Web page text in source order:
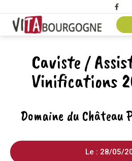
Caviste /
Vinifications
Domaine du Château
Le : 28/05/